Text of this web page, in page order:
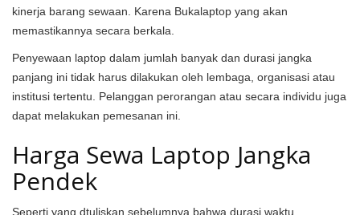
kinerja barang sewaan. Karena Bukalaptop yang akan
memastikannya secara berkala.
Penyewaan laptop dalam jumlah banyak dan durasi jangka
panjang ini tidak harus dilakukan oleh lembaga, organisasi atau
institusi tertentu. Pelanggan perorangan atau secara individu juga
dapat melakukan pemesanan ini.
Harga Sewa Laptop Jangka
Pendek
Seperti yang dtuliskan sebelumnya bahwa durasi waktu